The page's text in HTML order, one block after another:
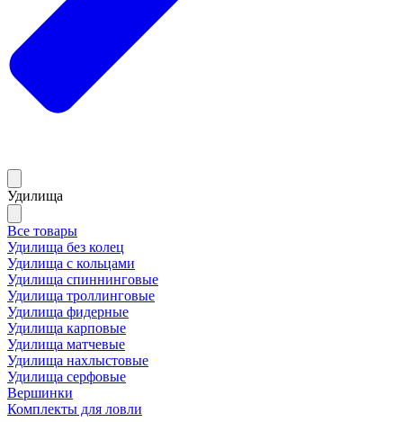
Удилища
Все товары
Удилища без колец
Удилища с кольцами
Удилища спиннинговые
Удилища троллинговые
Удилища фидерные
Удилища карповые
Удилища матчевые
Удилища нахлыстовые
Удилища серфовые
Вершинки
Комплекты для ловли